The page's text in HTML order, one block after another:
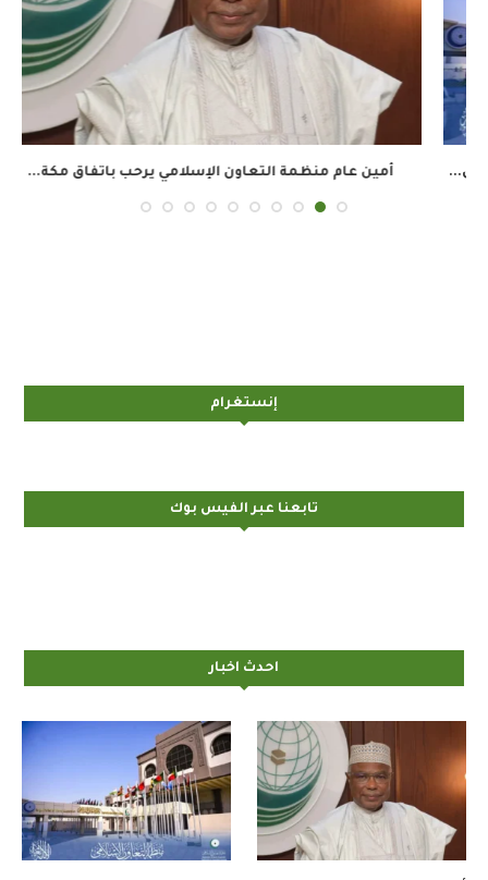
أمين عام منظمة التعاون الإسلامي يرحب باتفاق مكة...
إنستغرام
تابعنا عبر الفيس بوك
احدث اخبار